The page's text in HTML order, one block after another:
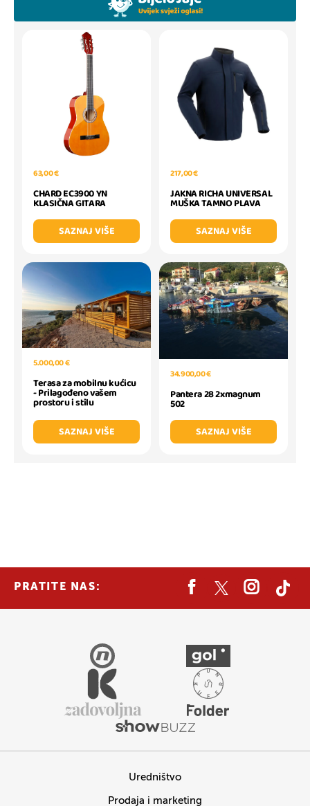
63,00 €
CHARD EC3900 YN
KLASIČNA GITARA
SAZNAJ VIŠE
217,00 €
JAKNA RICHA UNIVERSAL
MUŠKA TAMNO PLAVA
SAZNAJ VIŠE
5.000,00 €
Terasa za mobilnu kućicu
- Prilagođeno vašem
prostoru i stilu
SAZNAJ VIŠE
34.900,00 €
Pantera 28 2xmagnum
502
SAZNAJ VIŠE
PRATITE NAS:
Uredništvo
Prodaja i marketing